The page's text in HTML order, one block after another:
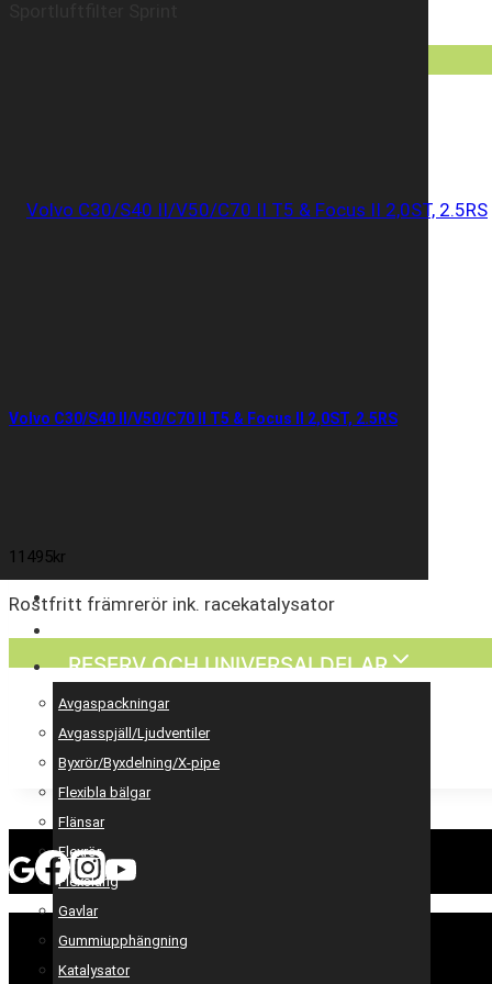
ENTREPRENAD
RESERV OCH UNIVERSALDELAR
Avgaspackningar
Avgasspjäll/Ljudventiler
Byxrör/Byxdelning/X-pipe
Flexibla bälgar
Flänsar
Flexrör
Flexslang
Gavlar
Gummiupphängning
Katalysator
Volvo C30/S40 II/V50/C70 II T5 & Focus II 2,0ST, 2.5RS
11495kr
Rostfritt främrerör ink. racekatalysator